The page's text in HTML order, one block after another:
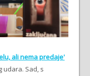
ali nema predaje'
udara. Sad, s